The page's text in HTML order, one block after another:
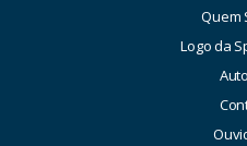
Quem
Logo da